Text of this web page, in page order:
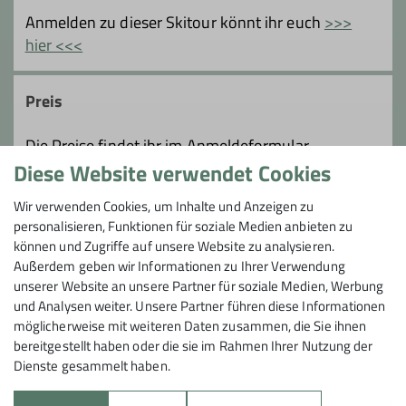
Mit Skitouren und
Schneeschuhwanderungen runden wir
den Winter ab.
Anmelden zu dieser Skitour könnt ihr euch >>>
hier <<<
Preis
Die Preise findet ihr im Anmeldeformular.
Maximale Teilnehmeranzahl
4
Sektion
Diese Website verwendet Cookies
Wir verwenden Cookies, um Inhalte und Anzeigen zu
personalisieren, Funktionen für soziale Medien anbieten zu
können und Zugriffe auf unsere Website zu analysieren.
Außerdem geben wir Informationen zu Ihrer Verwendung
unserer Website an unsere Partner für soziale Medien, Werbung
und Analysen weiter. Unsere Partner führen diese Informationen
möglicherweise mit weiteren Daten zusammen, die Sie ihnen
bereitgestellt haben oder die sie im Rahmen Ihrer Nutzung der
Dienste gesammelt haben.